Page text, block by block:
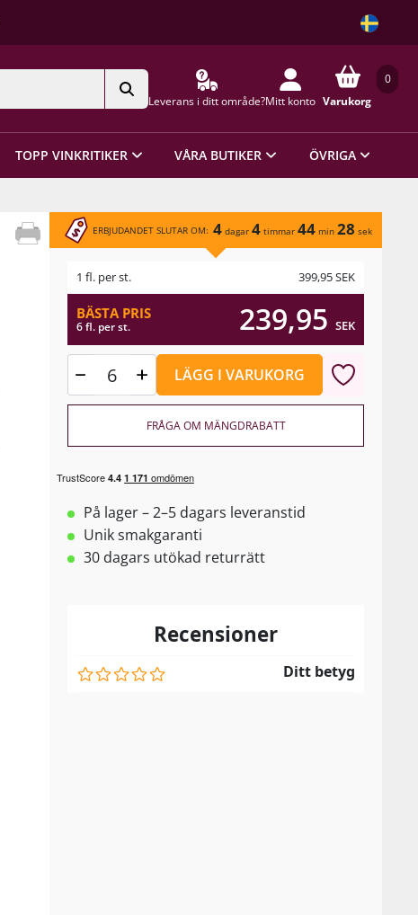
Leverans i ditt område?Mitt konto
0
Varukorg
TOPP VINKRITIKER VÅRA BUTIKER ÖVRIGA
ERBJUDANDET SLUTAR OM: 4dagar 4timmar 44min 28 sek
1 fl. per st. 399,95SEK
BÄSTA PRIS
6 fl. per st. 239,95 SEK
LÄGG I VARUKORG
FRÅGA OM MÄNGDRABATT
På lager – 2–5 dagars leveranstid
Unik smakgaranti
30 dagars utökad returrätt
Recensioner
Ditt betyg